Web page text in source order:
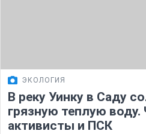
ЭКОЛОГИЯ
В реку Уинку в Саду
грязную теплую воду.
активисты и ПСК